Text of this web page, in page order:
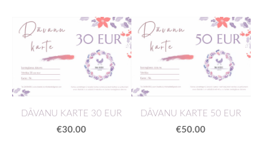
DĀVANU KARTE 30 EUR
€30.00
DĀVANU KARTE 50 EUR
€50.00